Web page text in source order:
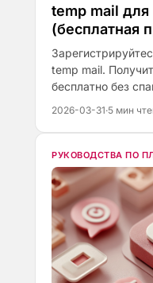
temp mail
(бесплатная
temp mail.
бесплатно без
2026-03-31·5 мин
РУКОВОДСТВА ПО